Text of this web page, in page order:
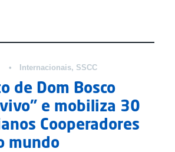
• Internacionais, SSCC
de Dom Bosco
e mobiliza 30
Cooperadores
mundo